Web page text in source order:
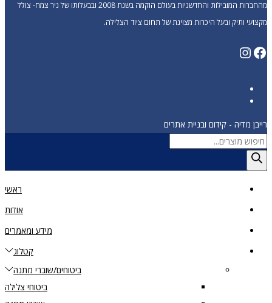
מהחברות המובילות והחדשניות בעולם הוקמה בשנת 2008 ובבעלותו של ניר צמח- צולל
מקצועי ותיק ובעל היכרות מצוינת של תחום ציוד הצלילה.
רייבן מדיה - קידום ובניית אתרים
ראשי
אודות
מידע ומאמרים
קטלוג
ביטוחים/שוברי מתנה
ביטוחי צלילה